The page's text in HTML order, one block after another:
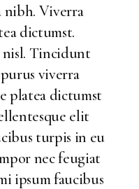
nibh. Viverra
dictumst.
Tincidunt
purus viverra
platea dictumst
elit
turpis in eu
nec feugiat
ipsum faucibus